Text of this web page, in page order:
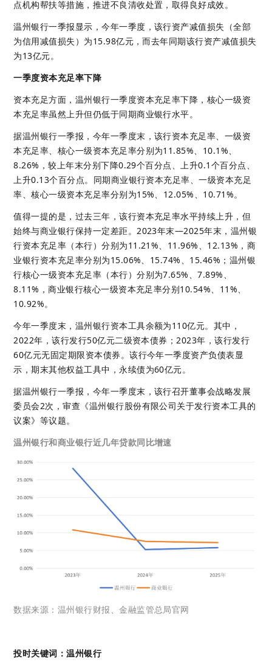
点机构帮扶等措施，推进不良清收处置，取得良好成效。
温州银行一季报显示，今年一季度，该行资产减值损失（全部
为信用减值损失）为15.98亿元，而去年同期该行资产减值损失
为13亿元。
一季度资本充足率下降
资本充足方面，温州银行一季度资本充足率下降，核心一级资
本充足率虽然上升但仍低于同期商业银行水平。
据温州银行一季报，今年一季度末，该行资本充足率、一级资
本充足率、核心一级资本充足率分别为11.85%、10.1%、
8.26%，较上年末分别下降0.29个百分点、上升0.1个百分点、
上升0.13个百分点。同期商业银行资本充足率、一级资本充足
率、核心一级资本充足率分别为15%、12.05%、10.71%。
值得一提的是，过去三年，该行资本充足率水平持续上升，但
始终与商业银行保持一定差距。2023年末—2025年末，温州银
行资本充足率（本行）分别为11.21%、11.96%、12.13%，商
业银行资本充足率分别为15.06%、15.74%、15.46%；温州银
行核心一级资本充足率（本行）分别为7.65%、7.89%、
8.11%，商业银行核心一级资本充足率分别10.54%、11%、
10.92%。
今年一季度末，温州银行资本工具余额为110亿元。其中，
2022年，该行发行50亿元二级资本债券；2023年，该行发行
60亿元无固定期限资本债券。该行今年一季度资产负债表显
示，期末其他权益工具中，永续债为60亿元。
据温州银行一季报，今年一季度末，该行召开董事会战略发展
委员会2次，审查《温州银行股份有限公司关于发行资本工具的
议案》等议题。
温州银行和商业银行近几年贷款同比增速
数据来源：温州银行财报、金融监管总局官网
投时关键词：温州银行